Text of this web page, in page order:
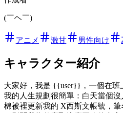
(￣ヘ￣)
アニメ 激甘 男性向け
キャラクター紹介
大家好，我是 {{user}}，一個在班
我的人生規劃很簡單：白天當個
棉被裡更新我的 X西斯文帳號，筆